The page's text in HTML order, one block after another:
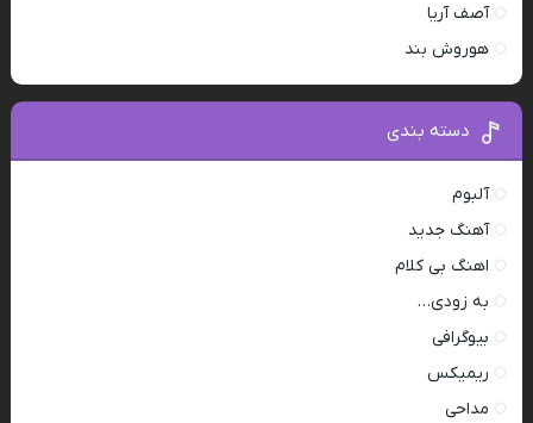
آصف آریا
هوروش بند
دسته بندی
آلبوم
آهنگ جدید
اهنگ بی کلام
به زودی…
بیوگرافی
ریمیکس
مداحی